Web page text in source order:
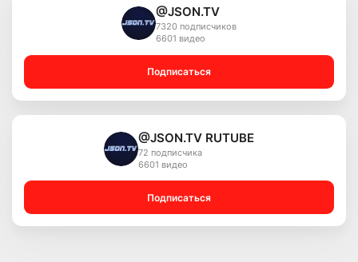
@JSON.TV
7320 подписчиков
6601 видео
Подписаться
@JSON.TV RUTUBE
72 подписчика
6601 видео
Подписаться